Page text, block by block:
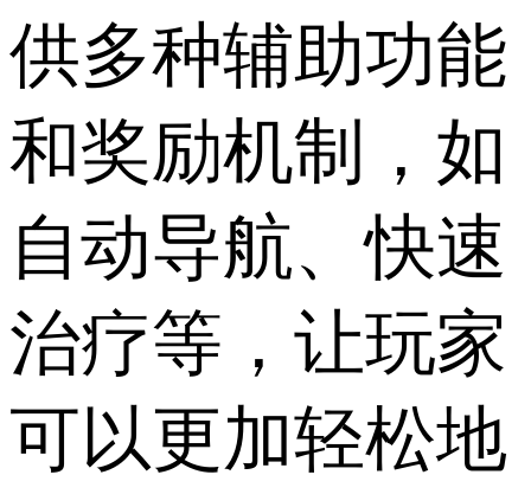
供多种辅助功能
和奖励机制，如
自动导航、快速
治疗等，让玩家
可以更加轻松地